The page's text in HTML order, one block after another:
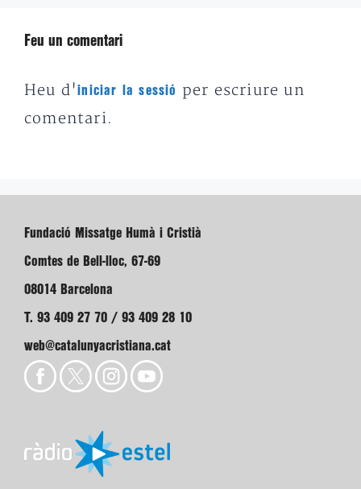
Feu un comentari
Heu d'iniciar la sessió
per escriure un
comentari.
Fundació Missatge Humà i Cristià
Comtes de Bell-lloc, 67-69
08014 Barcelona
T. 93 409 27 70 / 93 409 28 10
web@catalunyacristiana.cat